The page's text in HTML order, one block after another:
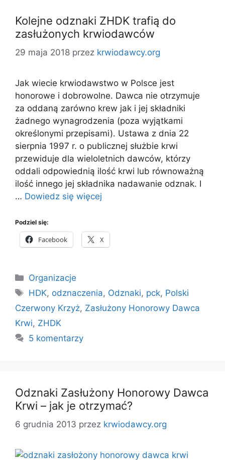
Kolejne odznaki ZHDK trafią do
zasłużonych krwiodawców
29 maja 2018 przez krwiodawcy.org
Jak wiecie krwiodawstwo w Polsce jest
honorowe i dobrowolne. Dawca nie otrzymuje
za oddaną zarówno krew jak i jej składniki
żadnego wynagrodzenia (poza wyjątkami
określonymi przepisami). Ustawa z dnia 22
sierpnia 1997 r. o publicznej służbie krwi
przewiduje dla wieloletnich dawców, którzy
oddali odpowiednią ilość krwi lub równoważną
ilość innego jej składnika nadawanie odznak. I
… Dowiedz się więcej
Podziel się:
Facebook X
Kategorie
Organizacje
Tagi
HDK, odznaczenia, Odznaki, pck, Polski
Czerwony Krzyż, Zasłużony Honorowy Dawca
Krwi, ZHDK
5 komentarzy
Odznaki Zasłużony Honorowy Dawca
Krwi – jak je otrzymać?
6 grudnia 2013 przez krwiodawcy.org